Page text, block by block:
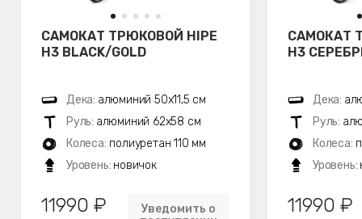
САМОКАТ ТРЮКОВОЙ HIPE
H3 BLACK/GOLD
Дека: алюминий 50х11,5 см
Руль: алюминий 62х58 см
Колеса: полиуретан 110 мм
Уровень: новичок
11990 ₽
Уведомить о
САМОКАТ
H3
Дека:
Руль:
Колеса:
Уровень:
11990 ₽